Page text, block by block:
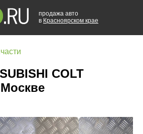
продажа авто
в Красноярском крае
COLT
Москве